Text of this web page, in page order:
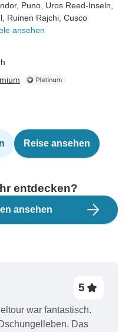
, Puno , Uros Reed-Inseln
, Ruinen Rajchi , Cusco
ansehen
Reise ansehen
entdecken?
ansehen
5
war fantastisch.
Das